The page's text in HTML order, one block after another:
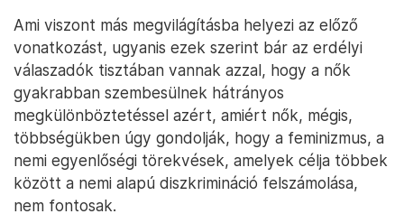
Ami viszont más megvilágításba helyezi az előző
vonatkozást, ugyanis ezek szerint bár az erdélyi
válaszadók tisztában vannak azzal, hogy a nők
gyakrabban szembesülnek hátrányos
megkülönböztetéssel azért, amiért nők, mégis,
többségükben úgy gondolják, hogy a feminizmus, a
nemi egyenlőségi törekvések, amelyek célja többek
között a nemi alapú diszkrimináció felszámolása,
nem fontosak.